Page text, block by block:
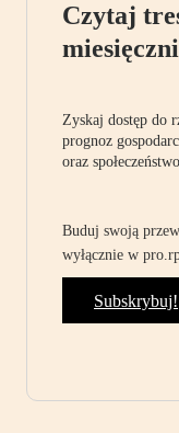
Czytaj
Zyskaj dostęp do
prognoz
oraz
Buduj swoją
wyłącznie w
Subskrybuj!